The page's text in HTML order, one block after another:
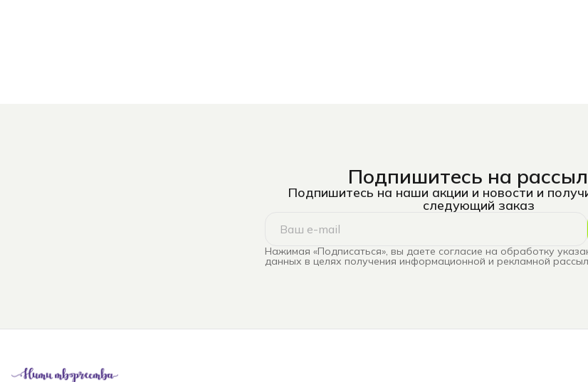
Подпишитесь на
Подпишитесь на наши акции и новости и
следующий заказ
Нажимая «Подписаться», вы даете согласие на обработку
данных в целях получения информационной и рекламной